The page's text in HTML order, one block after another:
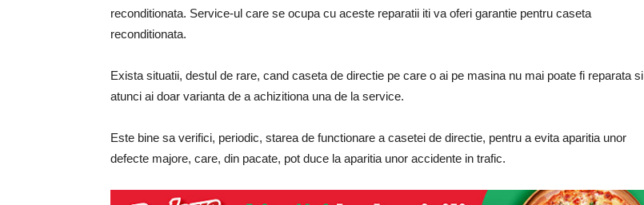
reconditionata. Service-ul care se ocupa cu aceste reparatii iti va oferi garantie pentru caseta
reconditionata.
Exista situatii, destul de rare, cand caseta de directie pe care o ai pe masina nu mai poate fi reparata si
atunci ai doar varianta de a achizitiona una de la service.
Este bine sa verifici, periodic, starea de functionare a casetei de directie, pentru a evita aparitia unor
defecte majore, care, din pacate, pot duce la aparitia unor accidente in trafic.